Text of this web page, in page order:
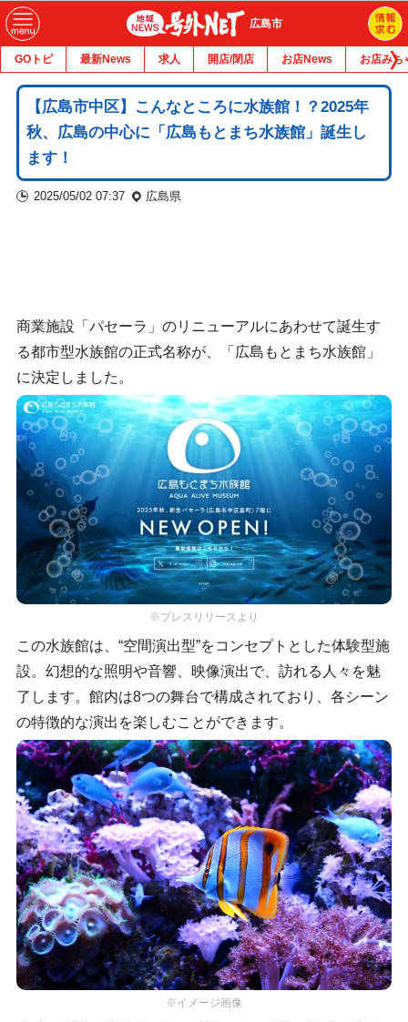
広島市
GOトピ 最新News 求人 開店/閉店 お店News お店みち
【広島市中区】こんなところに水族館！？2025年
秋、広島の中心に「広島もとまち水族館」誕生し
ます！
2025/05/02 07:37 広島県
商業施設「パセーラ」のリニューアルにあわせて誕生す
る都市型水族館の正式名称が、「広島もとまち水族館」
に決定しました。
※プレスリリースより
この水族館は、“空間演出型”をコンセプトとした体験型施
設。幻想的な照明や音響、映像演出で、訪れる人々を魅
了します。館内は8つの舞台で構成されており、各シーン
の特徴的な演出を楽しむことができます。
※イメージ画像